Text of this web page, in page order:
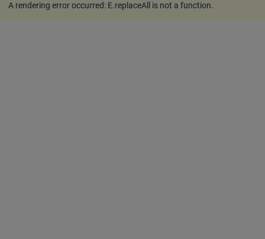
A rendering error occurred: E.replaceAll is not a function.